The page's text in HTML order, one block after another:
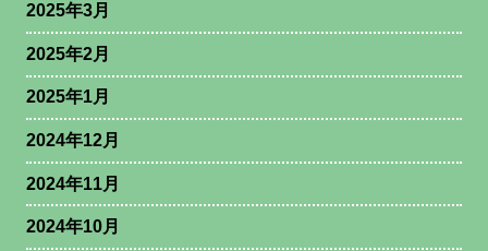
2025年3月
2025年2月
2025年1月
2024年12月
2024年11月
2024年10月